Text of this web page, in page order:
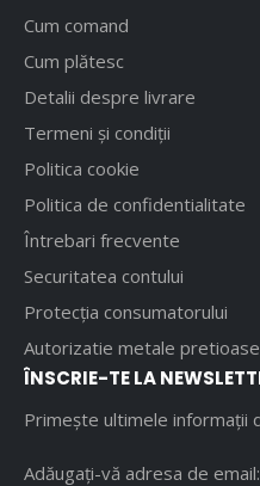
Cum comand
Cum plătesc
Detalii despre livrare
Termeni și condiții
Politica cookie
Politica de confidentialitate
Întrebari frecvente
Securitatea contului
Protecția consumatorului
Autorizatie metale pretioase
ÎNSCRIE-TE LA
Primește ultimele informații
Adăugați-vă adresa de email: